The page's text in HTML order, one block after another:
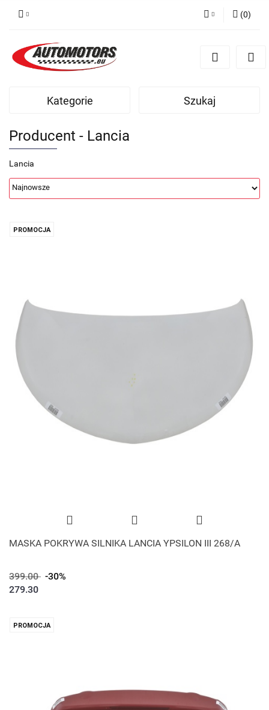
Zarejestruj się
(0)
Kategorie Szukaj
Producent - Lancia
Lancia
PROMOCJA
MASKA POKRYWA SILNIKA LANCIA YPSILON III 268/A
399.00 -30%
279.30
PROMOCJA